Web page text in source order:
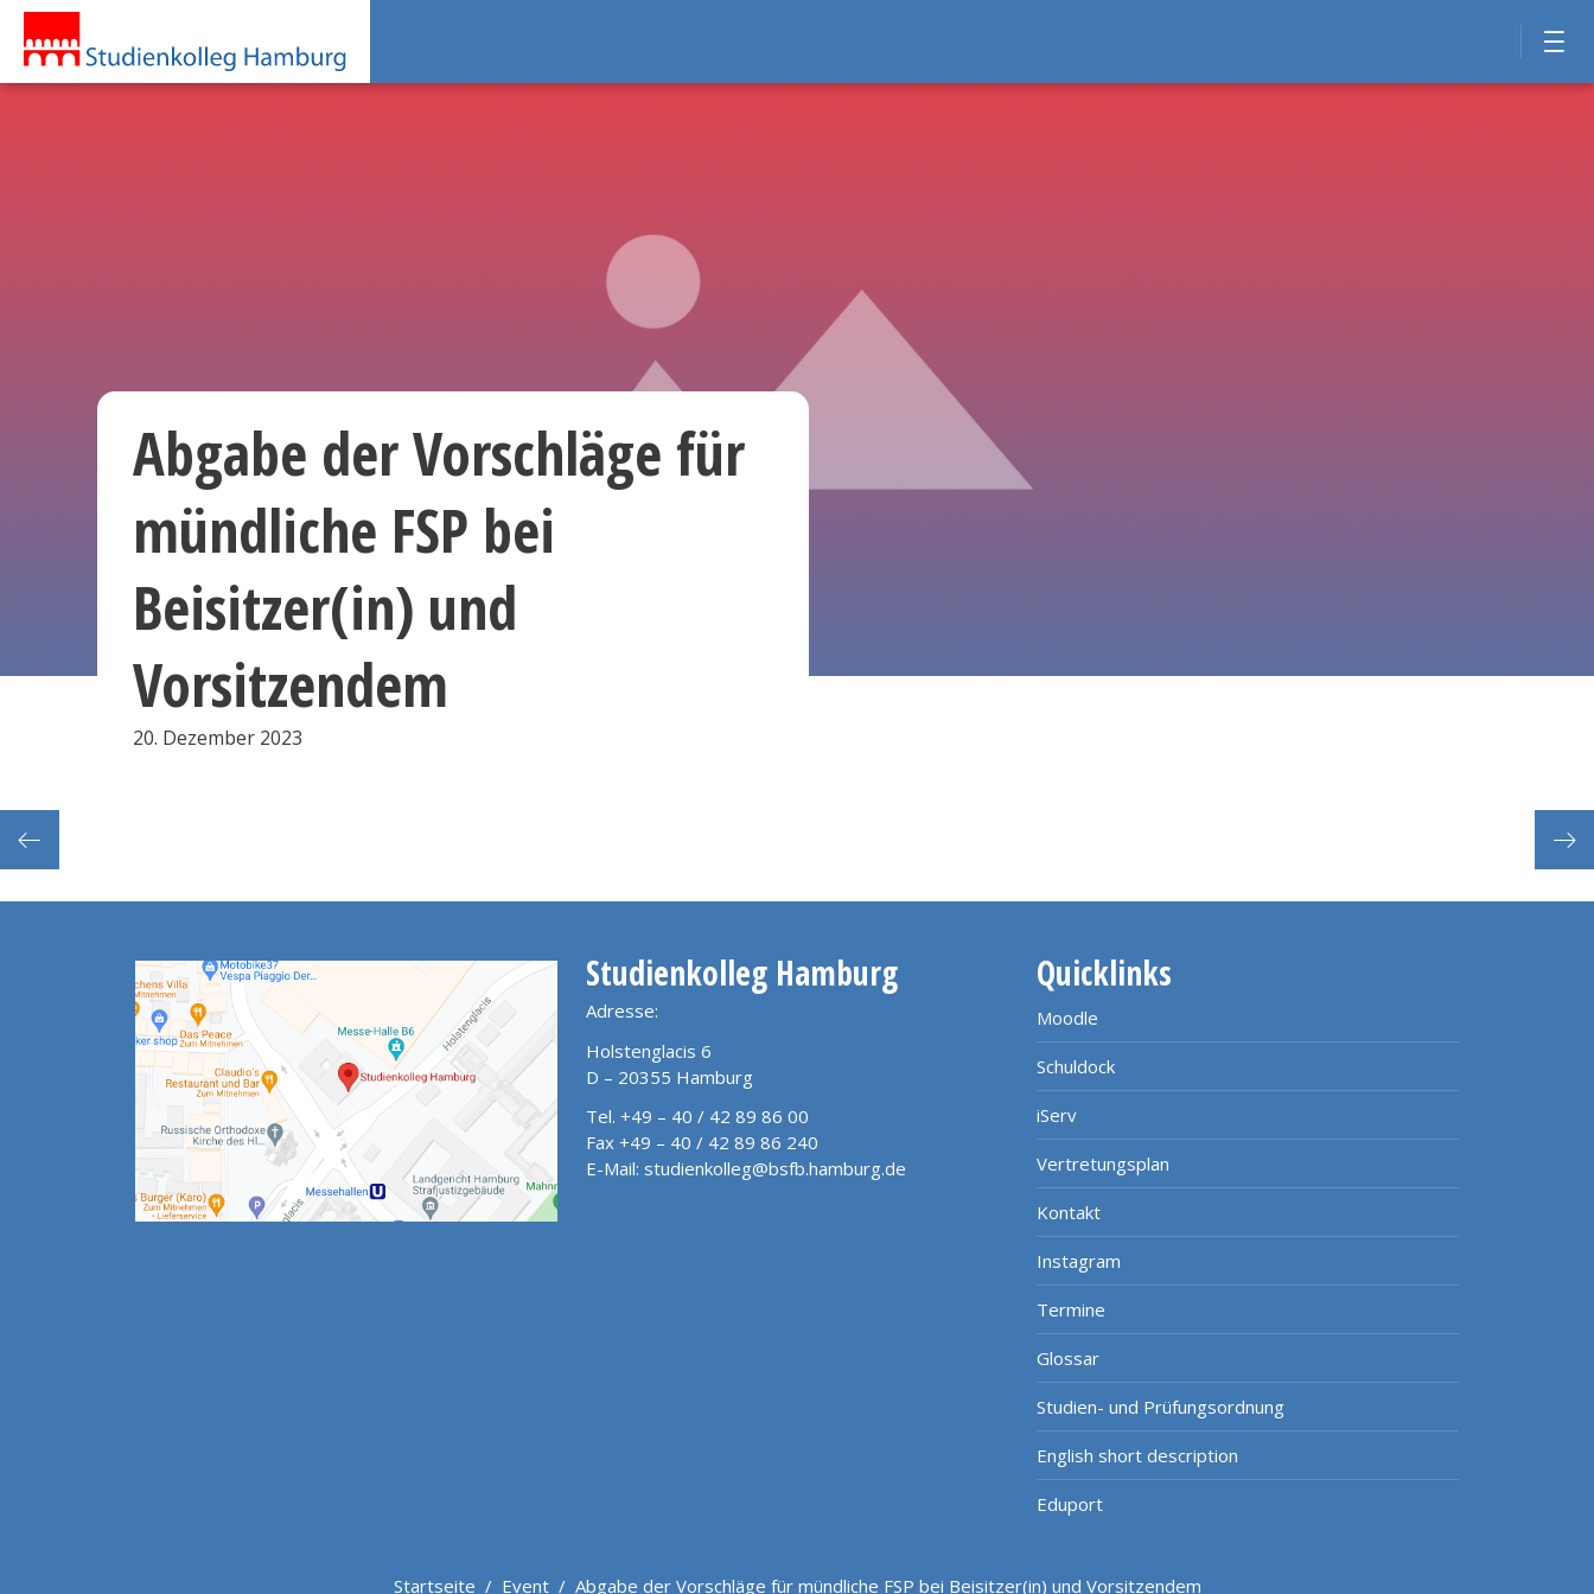
Abgabe der Vorschläge für
mündliche FSP bei
Beisitzer(in) und
Vorsitzendem
20. Dezember 2023
Studienkolleg Hamburg
Adresse:
Holstenglacis 6
D – 20355 Hamburg
Tel. +49 – 40 / 42 89 86 00
Fax +49 – 40 / 42 89 86 240
E-Mail: studienkolleg@bsfb.hamburg.de
Quicklinks
Moodle
Schuldock
iServ
Vertretungsplan
Kontakt
Instagram
Termine
Glossar
Studien- und Prüfungsordnung
English short description
Eduport
Startseite / Event/ Abgabe der Vorschläge für mündliche FSP bei Beisitzer(in) und Vorsitzendem